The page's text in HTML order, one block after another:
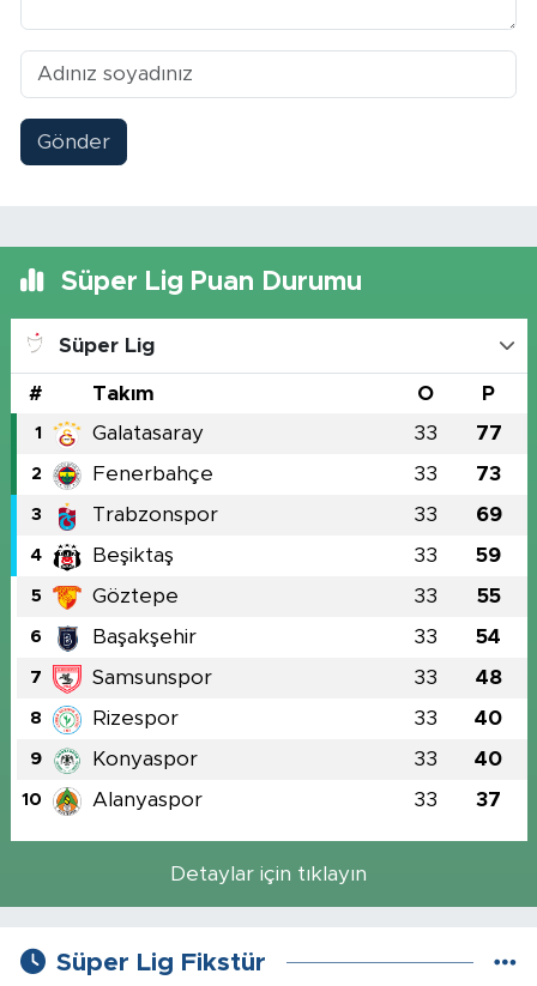
Gönder
Süper Lig Puan Durumu
Süper Lig
# Takım O P
1 Galatasaray 33 77
2 Fenerbahçe 33 73
3 Trabzonspor 33 69
4 Beşiktaş 33 59
5 Göztepe 33 55
6 Başakşehir 33 54
7 Samsunspor 33 48
8 Rizespor 33 40
9 Konyaspor 33 40
10 Alanyaspor 33 37
Detaylar için tıklayın
Süper Lig Fikstür